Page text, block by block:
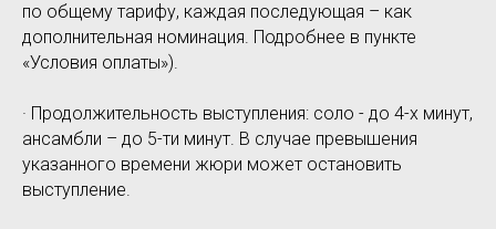
по общему тарифу, каждая последующая – как
дополнительная номинация. Подробнее в пункте
«Условия оплаты»).
· Продолжительность выступления: соло - до 4-х минут,
ансамбли – до 5-ти минут. В случае превышения
указанного времени жюри может остановить
выступление.